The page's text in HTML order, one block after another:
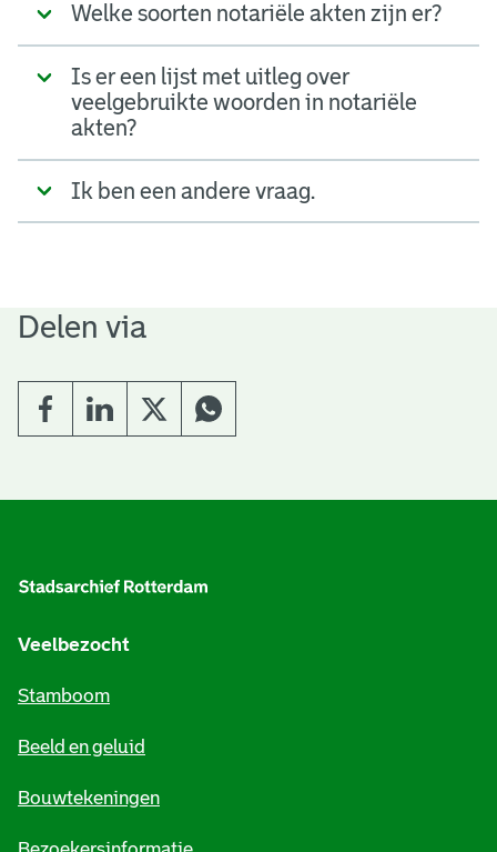
Welke soorten notariële akten zijn er?
Is er een lijst met uitleg over
veelgebruikte woorden in notariële
akten?
Ik ben een andere vraag.
Delen via
Veelbezocht
Stamboom
Beeld en geluid
Bouwtekeningen